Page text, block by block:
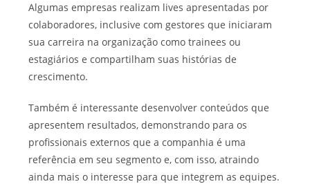
Algumas empresas realizam lives apresentadas por
colaboradores, inclusive com gestores que iniciaram
sua carreira na organização como trainees ou
estagiários e compartilham suas histórias de
crescimento.
Também é interessante desenvolver conteúdos que
apresentem resultados, demonstrando para os
profissionais externos que a companhia é uma
referência em seu segmento e, com isso, atraindo
ainda mais o interesse para que integrem as equipes.